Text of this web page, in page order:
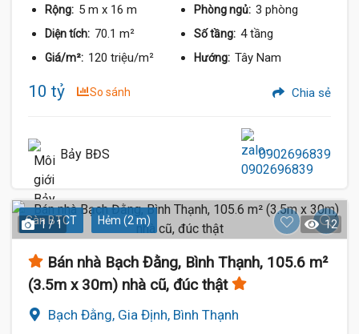
Rộng: 5 m x 16 m Phòng ngủ: 3 phòng
Diện tích: 70.1 m² Số tầng: 4 tầng
Giá/m²: 120 triệu/m² Hướng: Tây Nam
10 tỷ So sánh Chia sẻ
Bảy BĐS 0902696839
Sàn BTCT Hẻm (2 m)
1 / 1 12
Bán nhà Bạch Đằng, Bình Thạnh, 105.6 m²
(3.5m x 30m) nhà cũ, đúc thật
Bạch Đằng, Gia Định, Bình Thạnh